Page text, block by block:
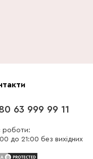
63 999 99 11
роботи:
до 21:00 без вихідних